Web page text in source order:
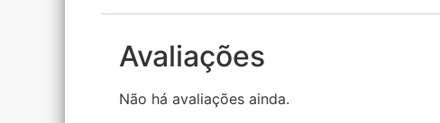
Avaliações
Não há avaliações ainda.